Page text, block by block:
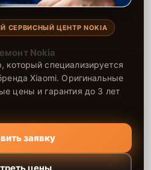
СЕРВИСНЫЙ ЦЕНТР NOKIA
Nokia
специализируется
Xiaomi. Оригинальные
цены и гарантия до 3 лет
заявку